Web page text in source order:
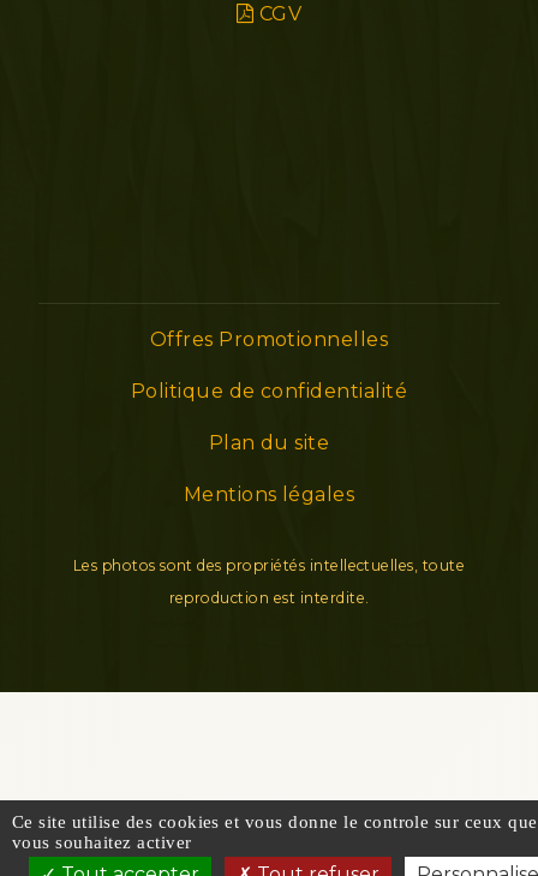
CGV
Offres Promotionnelles
Politique de confidentialité
Plan du site
Mentions légales
Les photos sont des propriétés intellectuelles, toute
reproduction est interdite.
Ce site utilise des cookies et vous donne le controle sur ceux que
vous souhaitez activer